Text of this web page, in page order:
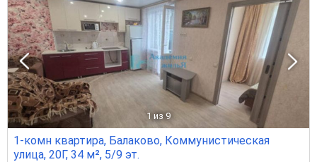
1 из 9
1-комн квартира, Балаково, Коммунистическая
улица, 20Г, 34 м², 5/9 эт.